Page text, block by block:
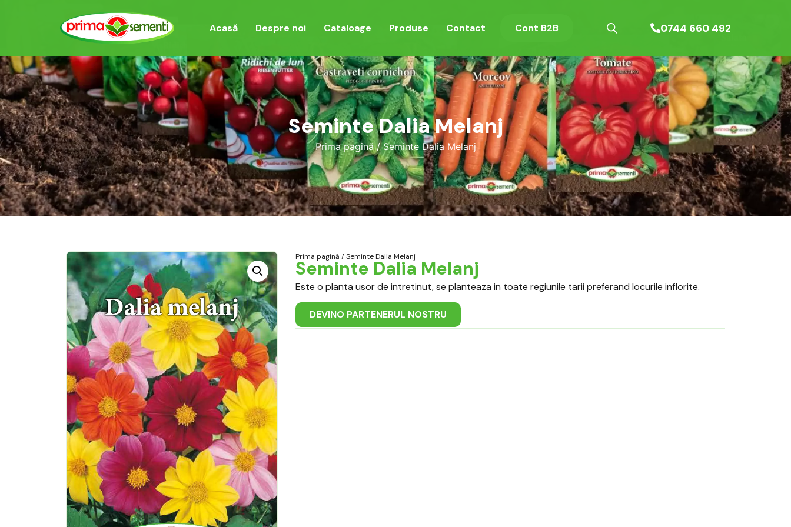
Acasă Despre noi Cataloage Produse Contact Cont B2B 0744 660 492
Seminte Dalia Melanj
Prima pagină/ Seminte Dalia Melanj
Prima pagină / Seminte Dalia Melanj
Seminte Dalia Melanj
Este o planta usor de intretinut, se planteaza in toate regiunile tarii preferand locurile inflorite.
DEVINO PARTENERUL NOSTRU